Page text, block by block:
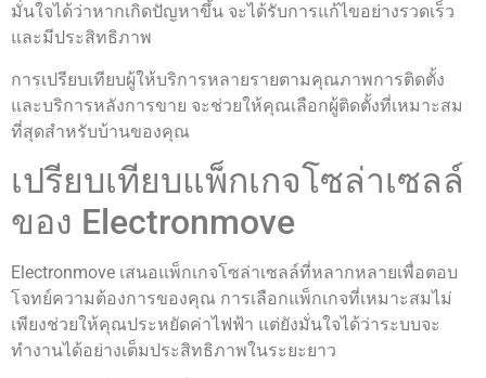
มั่นใจได้ว่าหากเกิดปัญหาขึ้น จะได้รับการแก้ไขอย่างรวดเร็ว
และมีประสิทธิภาพ
การเปรียบเทียบผู้ให้บริการหลายรายตามคุณภาพการติดตั้ง
และบริการหลังการขาย จะช่วยให้คุณเลือกผู้ติดตั้งที่เหมาะสม
ที่สุดสำหรับบ้านของคุณ
เปรียบเทียบแพ็กเกจโซล่าเซลล์
ของ Electronmove
Electronmove เสนอแพ็กเกจโซล่าเซลล์ที่หลากหลายเพื่อตอบ
โจทย์ความต้องการของคุณ การเลือกแพ็กเกจที่เหมาะสมไม่
เพียงช่วยให้คุณประหยัดค่าไฟฟ้า แต่ยังมั่นใจได้ว่าระบบจะ
ทำงานได้อย่างเต็มประสิทธิภาพในระยะยาว